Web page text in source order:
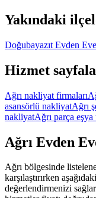
Yakındaki
Doğubayazıt Evden
Hizmet
Ağrı nakliyat firmaları
asansörlü nakliyatAğrı
nakliyatAğrı parça eşya
Ağrı Evden
Ağrı bölgesinde
karşılaştırırken
değerlendirmenizi